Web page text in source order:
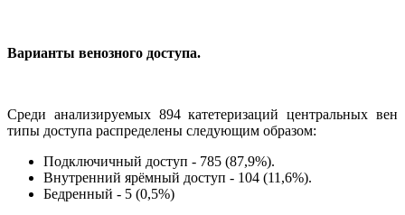
Варианты венозного доступа.
Среди анализируемых 894 катетеризаций центральных вен
типы доступа распределены следующим образом:
Подключичный доступ - 785 (87,9%).
Внутренний ярёмный доступ - 104 (11,6%).
Бедренный - 5 (0,5%)